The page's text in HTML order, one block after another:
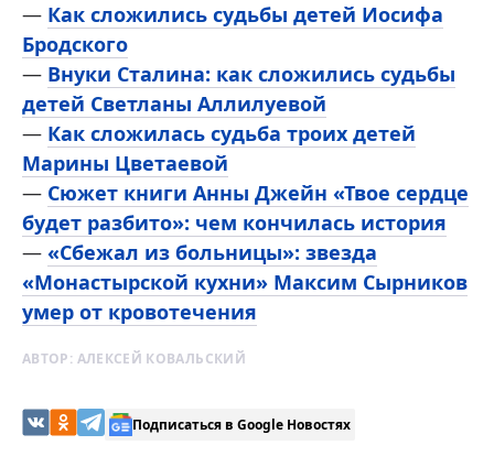
— Как сложились судьбы детей Иосифа
Бродского
— Внуки Сталина: как сложились судьбы
детей Светланы Аллилуевой
— Как сложилась судьба троих детей
Марины Цветаевой
— Сюжет книги Анны Джейн «Твое сердце
будет разбито»: чем кончилась история
— «Сбежал из больницы»: звезда
«Монастырской кухни» Максим Сырников
умер от кровотечения
АВТОР: АЛЕКСЕЙ КОВАЛЬСКИЙ
Подписаться в Google Новостях